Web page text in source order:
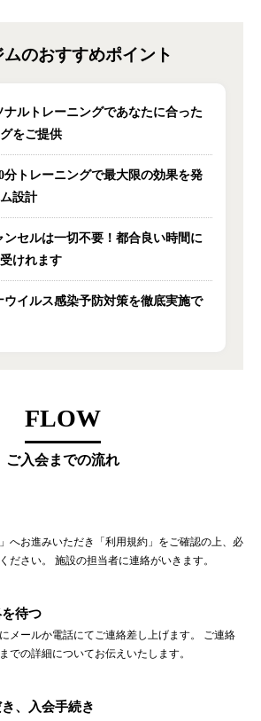
ムのおすすめポイント
ナルトレーニングであなたに合った
をご提供
分トレーニングで最大限の効果を発
設計
ンセルは一切不要！都合良い時間に
けれます
ウイルス感染予防対策を徹底実施で
FLOW
ご入会までの流れ
へお進みいただき「利用規約」をご確認の上、必
ださい。 施設の担当者に連絡がいきます。
待つ
メールか電話にてご連絡差し上げます。 ご連絡
での詳細についてお伝えいたします。
、入会手続き